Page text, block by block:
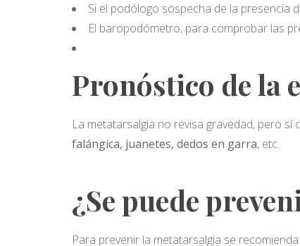
Si el podólogo sospecha de la presencia
El baropodómetro, para comprobar las
Pronóstico de la
La metatarsalgia no revisa gravedad, pero
falángica, juanetes, dedos en garra, etc.
¿Se puede
Para prevenir la metatarsalgia se